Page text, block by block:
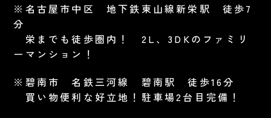
※名古屋市中区 地下鉄東山線新栄駅 徒歩7
分
栄までも徒歩圏内！ 2L、3DKのファミリ
ーマンション！
※碧南市 名鉄三河線 碧南駅 徒歩16分
買い物便利な好立地！駐車場2台目完備！